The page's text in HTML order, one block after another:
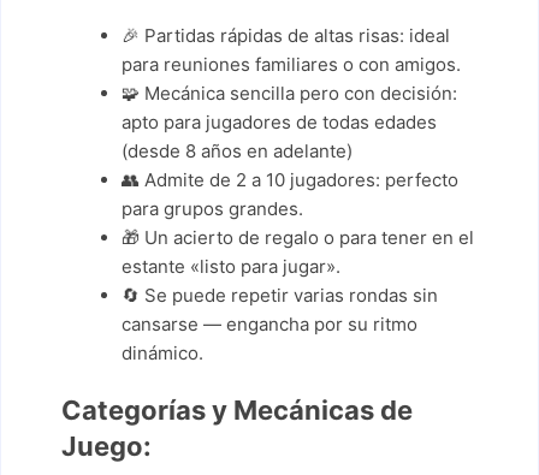
🎉 Partidas rápidas de altas risas: ideal
para reuniones familiares o con amigos.
🧩 Mecánica sencilla pero con decisión:
apto para jugadores de todas edades
(desde 8 años en adelante)
👥 Admite de 2 a 10 jugadores: perfecto
para grupos grandes.
🎁 Un acierto de regalo o para tener en el
estante «listo para jugar».
🔄 Se puede repetir varias rondas sin
cansarse — engancha por su ritmo
dinámico.
Categorías y Mecánicas de
Juego: